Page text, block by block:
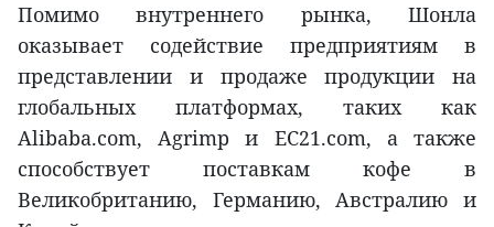
Помимо внутреннего рынка, Шонла
оказывает содействие предприятиям в
представлении и продаже продукции на
глобальных платформах, таких как
Alibaba.com, Agrimp и EC21.com, а также
способствует поставкам кофе в
Великобританию, Германию, Австралию и